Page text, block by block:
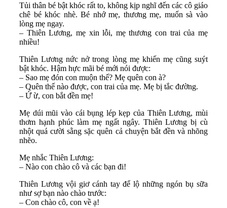
Tủi thân bé bật khóc rất to, không kịp nghĩ đến các cô giáo
chê bé khóc nhè. Bé nhớ mẹ, thương mẹ, muốn sà vào
lòng mẹ ngay.
– Thiên Lương, mẹ xin lỗi, mẹ thương con trai của mẹ
nhiều!
Thiên Lương nức nở trong lòng mẹ khiến mẹ cũng suýt
bật khóc. Hậm hực mãi bé mới nói được:
– Sao mẹ đón con muộn thế? Mẹ quên con à?
– Quên thế nào được, con trai của mẹ. Mẹ bị tắc đường.
– Ứ ừ, con bắt đền mẹ!
Mẹ dúi mũi vào cái bụng lép kẹp của Thiên Lương, mùi
thơm hạnh phúc làm mẹ ngất ngây. Thiên Lương bị cù
nhột quá cười sằng sặc quên cả chuyện bắt đền và nhõng
nhẽo.
Mẹ nhắc Thiên Lương:
– Nào con chào cô và các bạn đi!
Thiên Lương vội giơ cánh tay để lộ những ngón bụ sữa
như sợ bạn nào chào trước:
– Con chào cô, con về ạ!